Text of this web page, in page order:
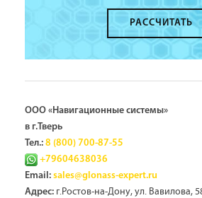
РАССЧИТАТЬ
ООО «Навигационные системы»
в г.Тверь
Тел.: 8 (800) 700-87-55
+79604638036
Email: sales@glonass-expert.ru
Адрес: г.Ростов-на-Дону, ул. Вавилова,